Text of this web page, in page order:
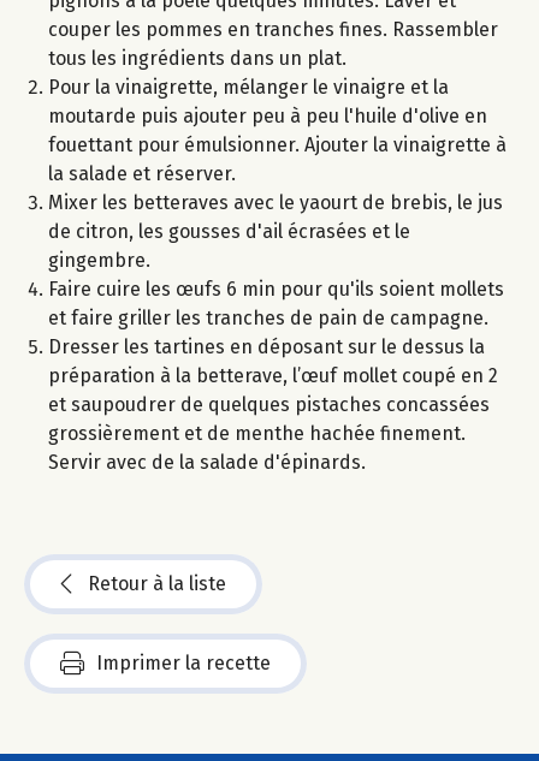
couper les pommes en tranches fines. Rassembler
tous les ingrédients dans un plat.
Pour la vinaigrette, mélanger le vinaigre et la
moutarde puis ajouter peu à peu l'huile d'olive en
fouettant pour émulsionner. Ajouter la vinaigrette à
la salade et réserver.
Mixer les betteraves avec le yaourt de brebis, le jus
de citron, les gousses d'ail écrasées et le
gingembre.
Faire cuire les œufs 6 min pour qu'ils soient mollets
et faire griller les tranches de pain de campagne.
Dresser les tartines en déposant sur le dessus la
préparation à la betterave, l’œuf mollet coupé en 2
et saupoudrer de quelques pistaches concassées
grossièrement et de menthe hachée finement.
Servir avec de la salade d'épinards.
Retour à la liste
Imprimer la recette